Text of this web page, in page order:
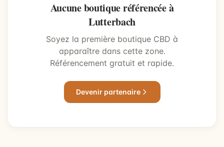
Aucune boutique référencée à
Lutterbach
Soyez la première boutique CBD à
apparaître dans cette zone.
Référencement gratuit et rapide.
Devenir partenaire